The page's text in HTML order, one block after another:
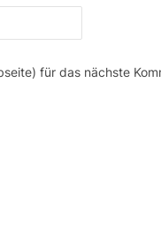
für das nächste